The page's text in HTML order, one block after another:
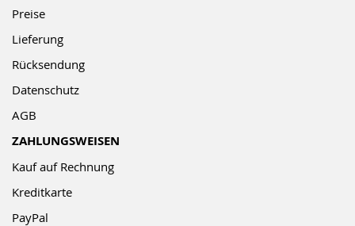
Preise
Lieferung
Rücksendung
Datenschutz
AGB
ZAHLUNGSWEISEN
Kauf auf Rechnung
Kreditkarte
PayPal